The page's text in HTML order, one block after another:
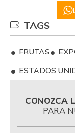
TAGS
FRUTAS
ESTADOS
CONOZCA
PARA